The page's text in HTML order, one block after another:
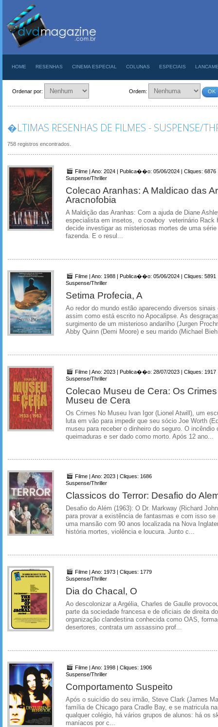
HOME RESENHAS CINEMA ESPECIAL COLUNAS ESPECIAIS
Ordenar por: Ordem: OK
�LTIMAS RESENHAS DE FILMES - SUSPENSE/
758 registros encontrados.
Filme | Ano: 2024 | Publica��o: 05/06/2024 | Cliques: 6876
Suspense/Thriller
Colecao Aranhas: A Maldicao das
Aracnofobia
A Maldição das Aranhas: Com a ajuda de Diane
especialista em insetos, o cowboy veterinário Rack
decide investigar as misteriosas mortes de uma
fazenda. E o resul...
Filme | Ano: 1988 | Publica��o: 05/06/2024 | Cliques: 5891
Suspense/Thriller
Setima Profecia, A
Ao redor do mundo estão aparecendo diversos
assim como está escrito no Apocalipse. As
surgimento de um misterioso andarilho (Jurgen
Abby Quinn (Demi Moore) e seu marido (Michael
Filme | Ano: 2023 | Publica��o: 28/07/2023 | Cliques: 1917
Suspense/Thriller
Colecao Museu de Cera: Os
Museu de Cera
Os Crimes No Museu Ivan Igor (Lionel Atwill), um
luta em vão para impedir que seu sócio Joe Worth
museu para receber o dinheiro do seguro. O incêndio
queimaduras e ser dado como morto. Após 12 ano...
Filme | Ano: 2023 | Cliques: 1686
Suspense/Thriller
Classicos do Terror: Desafio do
Desafio do Além (1963): O Dr. Markway (Richard
para provar a existência de fantasmas e com isso
uma mansão com 90 anos localizada na Nova
história mortes, violência e loucura. Junto c...
Filme | Ano: 1973 | Cliques: 1779
Suspense/Thriller
Dia do Chacal, O
Ao descolonizar a Argélia, Charles de Gaulle
parte da sociedade francesa e de oficiais de direita
organização clandestina conhecida como OAS,
desertores, contrata um assassino prof...
Filme | Ano: 1998 | Cliques: 1906
Suspense/Thriller
Comportamento Suspeito
Após o suicídio do seu irmão, Steve Clark (James
família de Chicago para Cradle Bay, e se matricula
qualquer colégio, há vários grupos de alunos: há os
maníacos por c...